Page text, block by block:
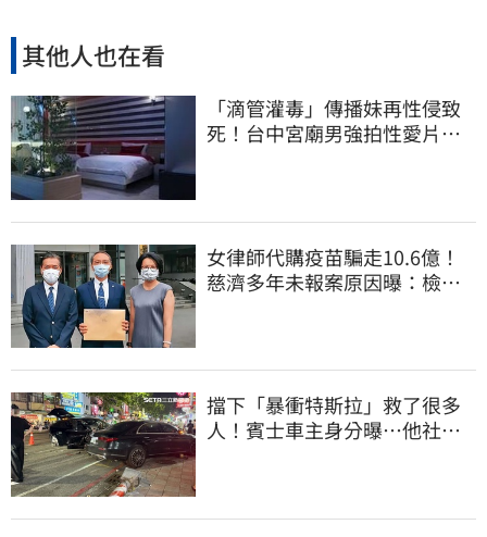
其他人也在看
「滴管灌毒」傳播妹再性侵致
死！台中宮廟男強拍性愛片
女律師代購疫苗騙走10.6億！
慈濟多年未報案原因曝：檢警
擋下「暴衝特斯拉」救了很多
人！賓士車主身分曝…他社群